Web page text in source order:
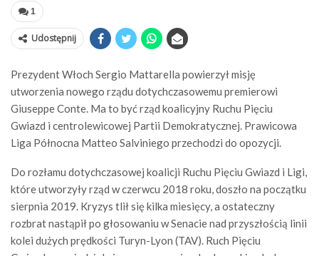
1
Udostępnij
Prezydent Włoch Sergio Mattarella powierzył misję
utworzenia nowego rządu dotychczasowemu premierowi
Giuseppe Conte. Ma to być rząd koalicyjny Ruchu Pięciu
Gwiazd i centrolewicowej Partii Demokratycznej. Prawicowa
Liga Północna Matteo Salviniego przechodzi do opozycji.
Do rozłamu dotychczasowej koalicji Ruchu Pięciu Gwiazd i Ligi,
które utworzyły rząd w czerwcu 2018 roku, doszło na początku
sierpnia 2019. Kryzys tlił się kilka miesięcy, a ostateczny
rozbrat nastąpił po głosowaniu w Senacie nad przyszłością linii
kolei dużych prędkości Turyn-Lyon (TAV). Ruch Pięciu